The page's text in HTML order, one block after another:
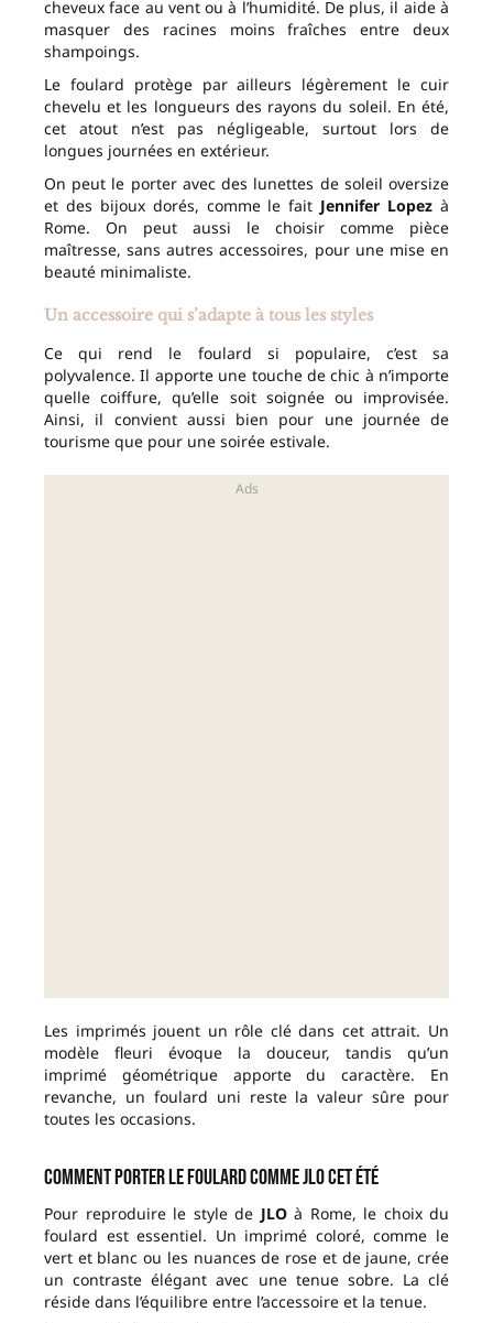
cheveux face au vent ou à l’humidité. De plus, il aide à
masquer des racines moins fraîches entre deux
shampoings.
Le foulard protège par ailleurs légèrement le cuir
chevelu et les longueurs des rayons du soleil. En été,
cet atout n’est pas négligeable, surtout lors de
longues journées en extérieur.
On peut le porter avec des lunettes de soleil oversize
et des bijoux dorés, comme le fait Jennifer Lopez à
Rome. On peut aussi le choisir comme pièce
maîtresse, sans autres accessoires, pour une mise en
beauté minimaliste.
Un accessoire qui s’adapte à tous les styles
Ce qui rend le foulard si populaire, c’est sa
polyvalence. Il apporte une touche de chic à n’importe
quelle coiffure, qu’elle soit soignée ou improvisée.
Ainsi, il convient aussi bien pour une journée de
tourisme que pour une soirée estivale.
Les imprimés jouent un rôle clé dans cet attrait. Un
modèle fleuri évoque la douceur, tandis qu’un
imprimé géométrique apporte du caractère. En
revanche, un foulard uni reste la valeur sûre pour
toutes les occasions.
Comment porter le foulard comme JLO cet été
Pour reproduire le style de JLOà Rome, le choix du
foulard est essentiel. Un imprimé coloré, comme le
vert et blanc ou les nuances de rose et de jaune, crée
un contraste élégant avec une tenue sobre. La clé
réside dans l’équilibre entre l’accessoire et la tenue.